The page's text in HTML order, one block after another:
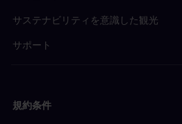
サステナビリティを意識した観光
サポート
規約条件